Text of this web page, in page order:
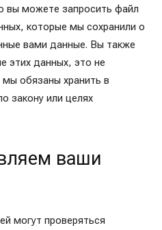
вы можете запросить файл
которые мы сохранили о
вами данные. Вы также
этих данных, это не
обязаны хранить в
закону или целях
ваши
могут проверяться